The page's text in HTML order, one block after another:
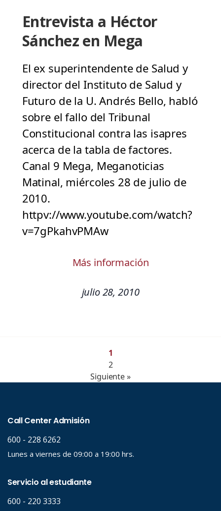
Entrevista a Héctor
Sánchez en Mega
El ex superintendente de Salud y
director del Instituto de Salud y
Futuro de la U. Andrés Bello, habló
sobre el fallo del Tribunal
Constitucional contra las isapres
acerca de la tabla de factores.
Canal 9 Mega, Meganoticias
Matinal, miércoles 28 de julio de
2010.
httpv://www.youtube.com/watch?
v=7gPkahvPMAw
Más información
julio 28, 2010
1
2
Siguiente »